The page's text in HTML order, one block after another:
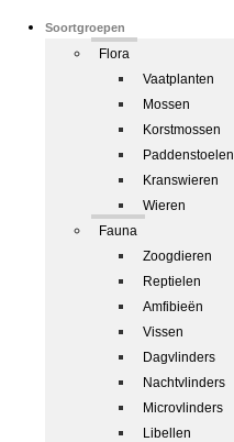
Soortgroepen
Flora
Vaatplanten
Mossen
Korstmossen
Paddenstoelen
Kranswieren
Wieren
Fauna
Zoogdieren
Reptielen
Amfibieën
Vissen
Dagvlinders
Nachtvlinders
Microvlinders
Libellen